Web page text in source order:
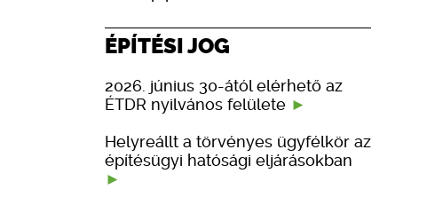
ÉPÍTÉSI JOG
2026. június 30-ától elérhető az
ÉTDR nyilvános felülete
Helyreállt a törvényes ügyfélkör az
építésügyi hatósági eljárásokban